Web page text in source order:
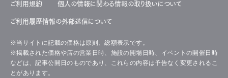
ご利用規約 個人の情報に関わる情報の取り扱いについて
ご利用履歴情報の外部送信について
※当サイトに記載の価格は原則、総額表示です。
※掲載された価格や店の営業日時、施設の開場日時、イベントの開催日時
などは、記事公開日のものであり、これらの内容は予告なく変更されるこ
とがあります。